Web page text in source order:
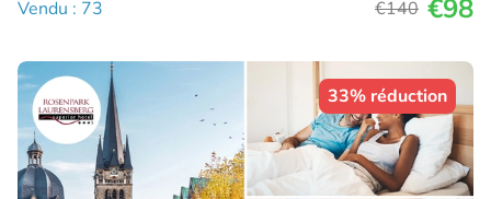
Vendu : 73
€140 €98
33% réduction